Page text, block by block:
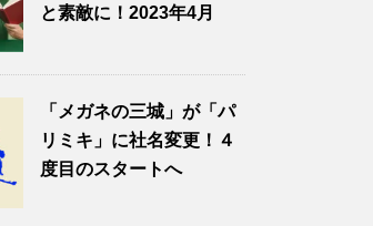
と素敵に！2023年4月
「メガネの三城」が「パ
リミキ」に社名変更！４
度目のスタートへ